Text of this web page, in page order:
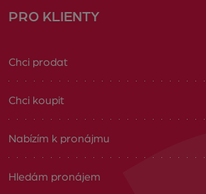
PRO KLIENTY
Chci prodat
Chci koupit
Nabízím k pronájmu
Hledám pronájem